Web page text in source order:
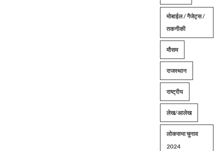
मोबाईल / गैजेट्स /
तकनीकी
मौसम
राजस्थान
राष्ट्रीय
लेख/आलेख
लोकसभा चुनाव
2024